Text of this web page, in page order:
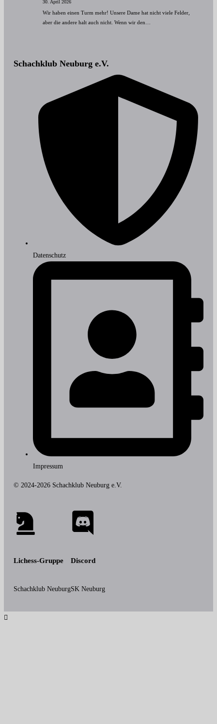
30. April 2026
Wir haben einen Turm mehr! Unsere Dame hat nicht viele Felder,
aber die andere halt auch nicht. Wenn wir den…
Schachklub Neuburg e.V.
Datenschutz
Impressum
© 2024-2026 Schachklub Neuburg e.V.
Lichess-Gruppe
Schachklub Neuburg
Discord
SK Neuburg